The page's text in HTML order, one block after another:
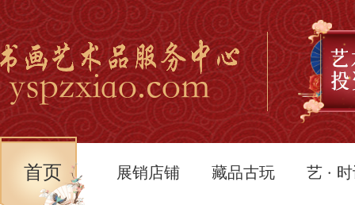
首页 展销店铺 藏品古玩 艺 ·